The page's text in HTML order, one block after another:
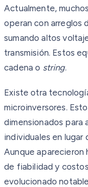
Actualmente,
operan con arreglos
sumando altos
transmisión. Estos
cadena o string.
Existe otra
microinversores.
dimensionados para
individuales en lugar
Aunque aparecieron
de fiabilidad y
evolucionado